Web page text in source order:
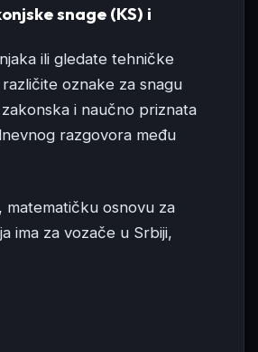
snage (KS) i
ili gledate tehničke
oznake za snagu
i naučno priznata
razgovora među
matematičku osnovu za
ima za vozače u Srbiji,